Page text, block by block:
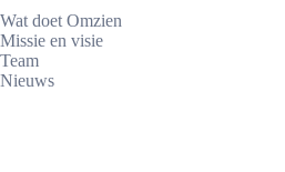
Wat doet Omzien
Missie en visie
Team
Nieuws